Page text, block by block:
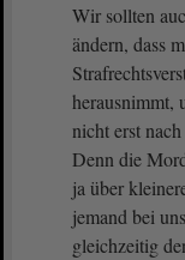
Wir sollten
ändern, dass
herausnimmt,
nicht erst
Denn die
ja über
jemand bei
gleichzeitig